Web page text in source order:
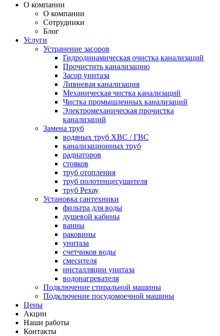
О компании
О компании
Сотрудники
Блог
Услуги
Устранение засоров
Гидродинамическая очистка канализаций
Прочистить канализацию
Засор унитаза
Ливневая канализация
Механическая чистка канализаций
Чистка промышленных канализаций
Электромеханическая прочистка
канализаций
Замена труб
водяных труб ХВС / ГВС
канализационных труб
радиаторов
стояков
труб отопления
труб полотенцесушителя
труб Рехау
Установка сантехники
фильтра для воды
душевой кабины
ванны
раковины
унитаза
счетчиков воды
смесителя
инсталляции унитаза
водонагревателя
Подключение стиральной машины
Подключение посудомоечной машины
Цены
Акции
Наши работы
Контакты